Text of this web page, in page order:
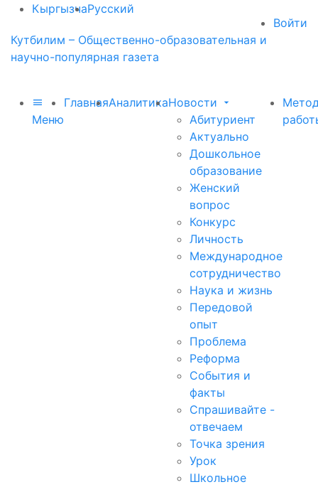
КыргызчаРусский
Войти
Кутбилим – Общественно-образовательная и
научно-популярная газета
Меню
ГлавнаяАналитикаНовости
Абитуриент
Актуально
Дошкольное
образование
Женский
вопрос
Конкурс
Личность
Международное
сотрудничество
Наука и жизнь
Передовой
опыт
Проблема
Реформа
События и
факты
Спрашивайте -
отвечаем
Точка зрения
Урок
Школьное